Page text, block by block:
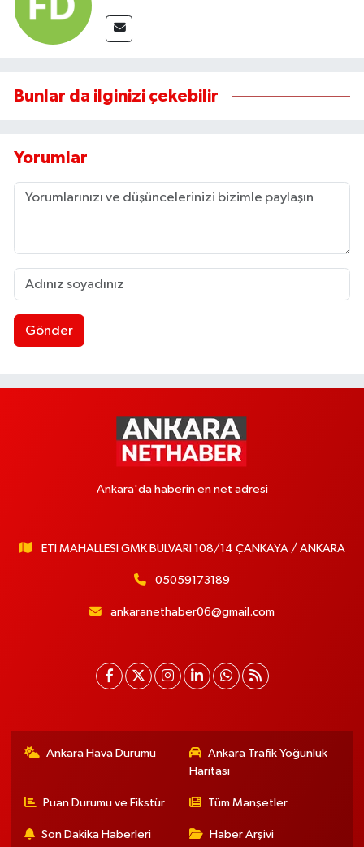
Bunlar da ilginizi çekebilir
Yorumlar
Gönder
Ankara'da haberin en net adresi
ETİ MAHALLESİ GMK BULVARI 108/14 ÇANKAYA / ANKARA
05059173189
ankaranethaber06@gmail.com
Ankara Hava Durumu
Ankara Trafik Yoğunluk
Haritası
Puan Durumu ve Fikstür Tüm Manşetler
Son Dakika Haberleri Haber Arşivi